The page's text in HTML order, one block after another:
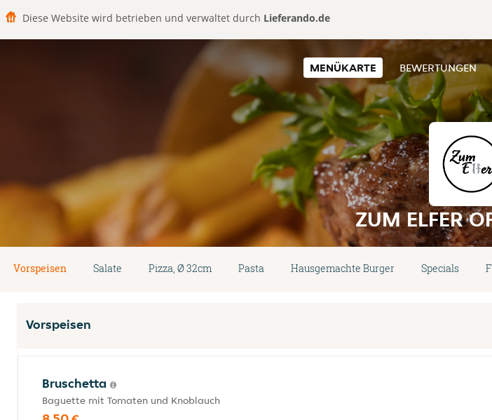
Diese Website wird betrieben und verwaltet durch Lieferando.de
MENÜKARTE BEWERTUNGEN
ZUM ELFER
Vorspeisen Salate Pizza, Ø 32cm Pasta Hausgemachte Burger Specials
Vorspeisen
Bruschetta
Baguette mit Tomaten und Knoblauch